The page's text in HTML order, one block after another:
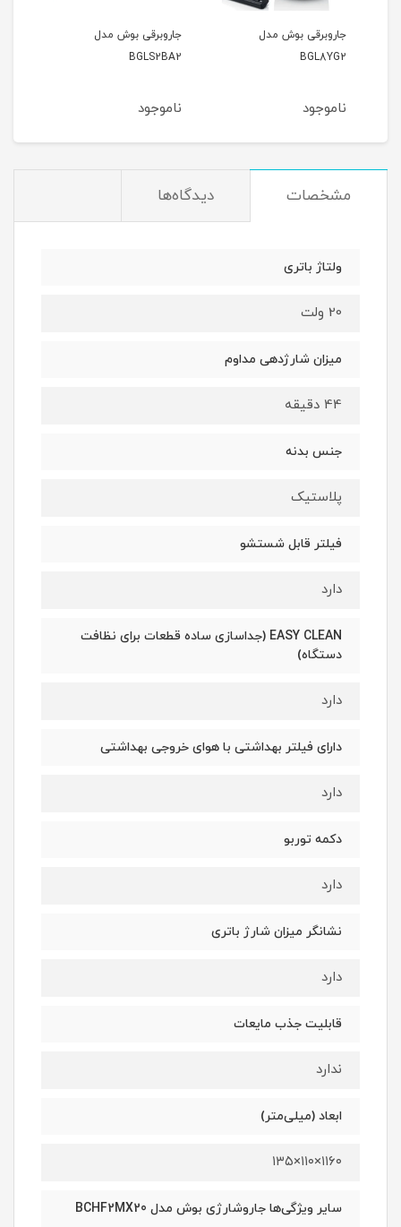
جاروبرقی بوش مدل
BGL8YG2
ناموجود
جاروبرقی بوش مدل
BGLS2BA2
ناموجود
مشخصات دیدگاه‌ها
ولتاژ باتری
20 ولت
میزان شارژدهی مداوم
44 دقیقه
جنس بدنه
پلاستیک
فیلتر قابل شستشو
دارد
EASY CLEAN (جداسازی ساده قطعات برای نظافت
دستگاه)
دارد
دارای فیلتر بهداشتی با هوای خروجی بهداشتی
دارد
دکمه توربو
دارد
نشانگر میزان شارژ باتری
دارد
قابلیت جذب مایعات
ندارد
ابعاد (میلی‌متر)
۱۱۶۰×۱۱۰×۱۳۵
سایر ویژگی‌ها جاروشارژی بوش مدل BCHF2MX20